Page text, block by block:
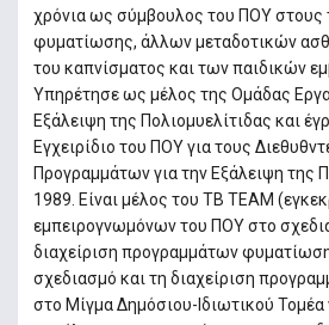
χρόνια ως σύμβουλος του ΠΟΥ στους
φυματίωσης, άλλων μεταδοτικών
του καπνίσματος και των παιδικών
Υπηρέτησε ως μέλος της Ομάδας
Εξάλειψη της Πολιομυελίτιδας και
Εγχειρίδιο του ΠΟΥ για τους
Προγραμμάτων για την Εξάλειψη της
1989. Είναι μέλος του ΤΒ ΤΕΑΜ
εμπειρογνωμόνων του ΠΟΥ στο
διαχείριση προγραμμάτων
σχεδιασμό και τη διαχείριση
στο Μίγμα Δημόσιου-Ιδιωτικού Τομέα